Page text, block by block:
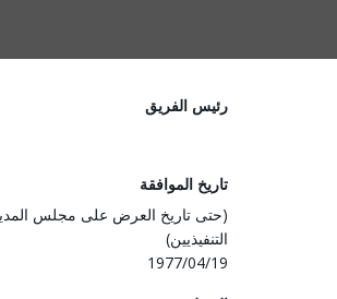
رئيس الفريق
تاريخ الموافقة
(حتى تاريخ العرض على مجلس
التنفيذيين)
1977/04/19